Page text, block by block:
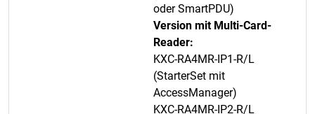
oder SmartPDU)
Version mit Multi-Card-
Reader:
KXC-RA4MR-IP1-R/L
(StarterSet mit
AccessManager)
KXC-RA4MR-IP2-R/L